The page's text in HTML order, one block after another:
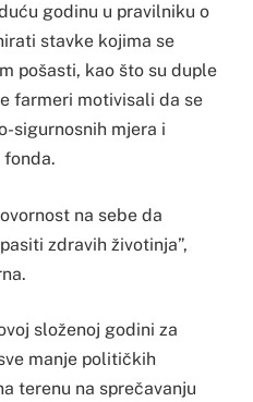
godinu u pravilniku o
stavke kojima se
pošasti, kao što su duple
farmeri motivisali da se
sigurnosnih mjera i
na sebe da
zdravih životinja”,
složenoj godini za
manje političkih
terenu na sprečavanju